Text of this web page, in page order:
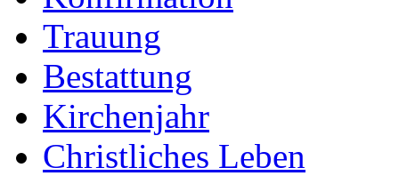
Trauung
Bestattung
Kirchenjahr
Christliches Leben